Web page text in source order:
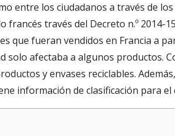
entre los ciudadanos a través de los
francés través del Decreto n.º 2014-
que fueran vendidos en Francia a
solo afectaba a algunos productos.
y envases reciclables.
información de clasificación para el